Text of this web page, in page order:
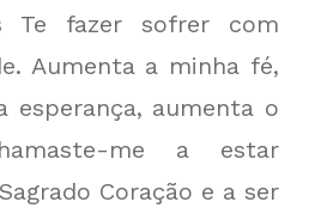
Te fazer sofrer com
Aumenta a minha fé,
esperança, aumenta o
me a estar
Coração e a ser